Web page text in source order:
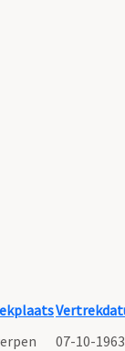
07-10-1963